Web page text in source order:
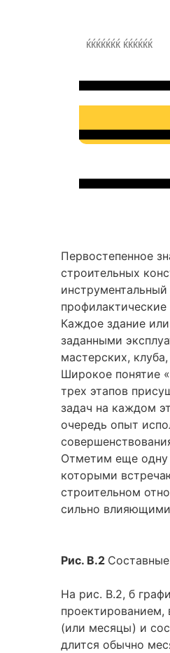
Первостепенное
строительных
Каждое здание
заданными
мастерских,
Широкое понятие
трех этапов
задач на каждом
очередь опыт
Отметим еще одну
которыми
строительном
сильно влияющими
Рис. В.2
На рис. В.2, б
проектированием,
(или месяцы) и
длится обычно